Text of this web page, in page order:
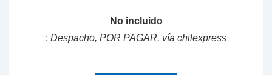
No incluido
: Despacho, POR PAGAR, vía chilexpress